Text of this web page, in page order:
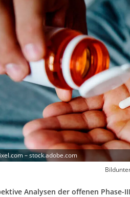
– stock.adobe.com
Analysen der offenen Phase-